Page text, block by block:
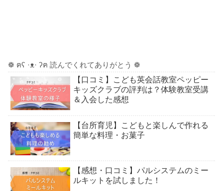
❁ ฅʕ ·ᴥ· ʔฅ 読んでくれてありがとう ❁
【口コミ】こども英会話教室ペッピー
キッズクラブの評判は？体験教室受講
＆入会した感想
【台所育児】こどもと楽しんで作れる
簡単な料理・お菓子
【感想・口コミ】パルシステムのミー
ルキットを試しました！